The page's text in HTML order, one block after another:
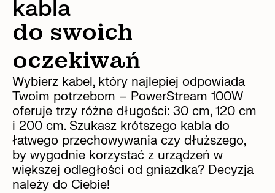
kabla
do swoich
oczekiwań
Wybierz kabel, który najlepiej odpowiada
Twoim potrzebom – PowerStream 100W
oferuje trzy różne długości: 30 cm, 120 cm
i 200 cm. Szukasz krótszego kabla do
łatwego przechowywania czy dłuższego,
by wygodnie korzystać z urządzeń w
większej odległości od gniazdka? Decyzja
należy do Ciebie!